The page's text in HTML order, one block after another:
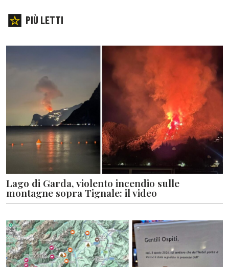
PIÙ LETTI
Lago di Garda, violento incendio sulle
montagne sopra Tignale: il video